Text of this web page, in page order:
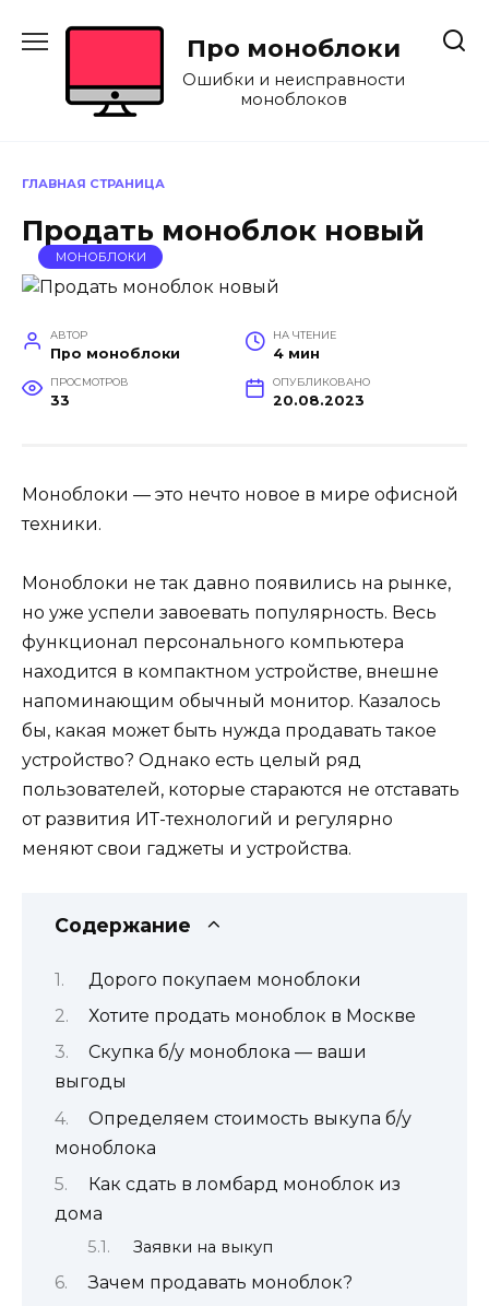
Про моноблоки
Ошибки и неисправности
моноблоков
ГЛАВНАЯ СТРАНИЦА
Продать моноблок новый
МОНОБЛОКИ
АВТОР
Про моноблоки
НА ЧТЕНИЕ
4 мин
ПРОСМОТРОВ
33
ОПУБЛИКОВАНО
20.08.2023
Моноблоки — это нечто новое в мире офисной
техники.
Моноблоки не так давно появились на рынке,
но уже успели завоевать популярность. Весь
функционал персонального компьютера
находится в компактном устройстве, внешне
напоминающим обычный монитор. Казалось
бы, какая может быть нужда продавать такое
устройство? Однако есть целый ряд
пользователей, которые стараются не отставать
от развития ИТ-технологий и регулярно
меняют свои гаджеты и устройства.
Содержание
Дорого покупаем моноблоки
Хотите продать моноблок в Москве
Скупка б/у моноблока — ваши
выгоды
Определяем стоимость выкупа б/у
моноблока
Как сдать в ломбард моноблок из
дома
Заявки на выкуп
Зачем продавать моноблок?